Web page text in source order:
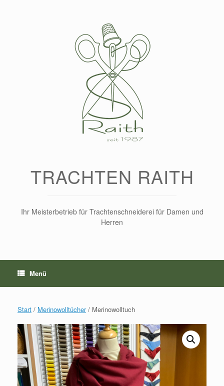
TRACHTEN RAITH
Ihr Meisterbetrieb für Trachtenschneiderei für Damen und
Herren
Menü
Start / Merinowolltücher/ Merinowolltuch